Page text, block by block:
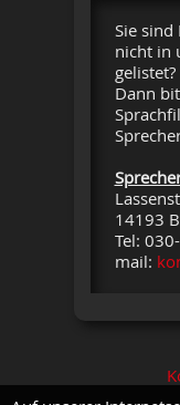
Sie sind
nicht in
gelistet?
Dann
14193
Tel:
mail: